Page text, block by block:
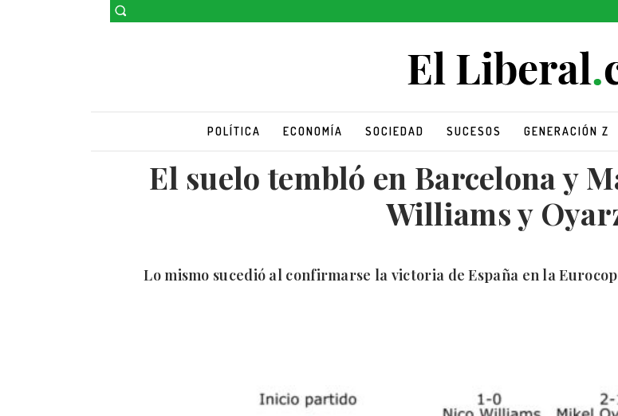
POLÍTICA ECONOMÍA SOCIEDAD SUCESOS GENERACIÓN Z
El suelo tembló en Barcelona y
Williams y
Lo mismo sucedió al confirmarse la victoria de España en la